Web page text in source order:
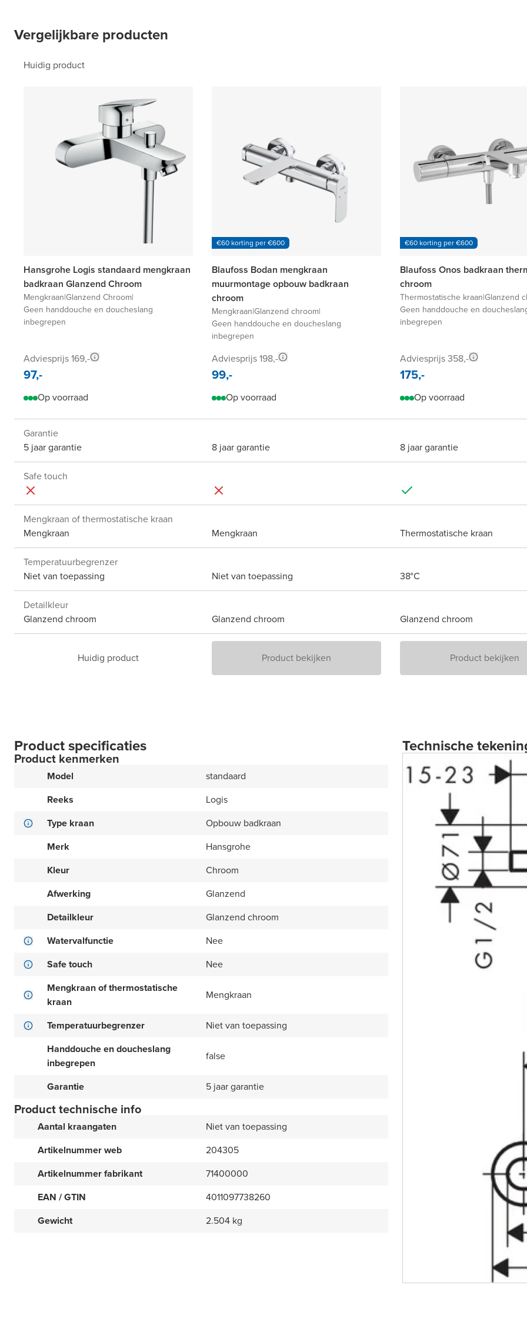
Vergelijkbare producten
Huidig product
Hansgrohe Logis standaard mengkraan
badkraan Glanzend Chroom
Mengkraan|Glanzend Chroom|
Geen handdouche en doucheslang
inbegrepen
Adviesprijs 169,-
97,-
Op voorraad
€60 korting per €600
Blaufoss Bodan mengkraan
muurmontage opbouw badkraan
chroom
Mengkraan|Glanzend chroom|
Geen handdouche en doucheslang
inbegrepen
Adviesprijs 198,-
99,-
Op voorraad
€60 korting per €600
Blaufoss Onos badkraan
chroom
Thermostatische kraan|Glanzend
Geen handdouche en
inbegrepen
Adviesprijs 358,-
175,-
Op voorraad
Garantie
5 jaar garantie
8 jaar garantie 8 jaar garantie
Safe touch
Mengkraan of thermostatische kraan
Mengkraan
Mengkraan Thermostatische kraan
Temperatuurbegrenzer
Niet van toepassing
Niet van toepassing 38°C
Detailkleur
Glanzend chroom
Glanzend chroom Glanzend chroom
Huidig product Product bekijken Product bekijken
Product specificaties
Product kenmerken
Model
standaard
Reeks
Logis
Type kraan
Opbouw badkraan
Merk
Hansgrohe
Kleur
Chroom
Afwerking
Glanzend
Detailkleur
Glanzend chroom
Watervalfunctie
Nee
Safe touch
Nee
Mengkraan of thermostatische
kraan
Mengkraan
Temperatuurbegrenzer
Niet van toepassing
Handdouche en doucheslang
inbegrepen
false
Garantie 5 jaar garantie
Product technische info
Aantal kraangaten
Niet van toepassing
Artikelnummer web
204305
Artikelnummer fabrikant
71400000
EAN / GTIN
4011097738260
Gewicht
2.504 kg
Technische